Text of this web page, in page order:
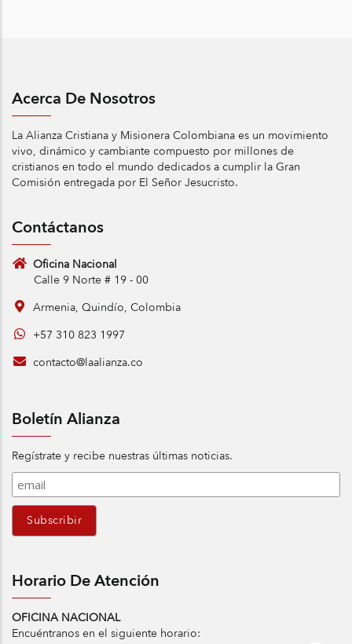
Acerca De Nosotros
La Alianza Cristiana y Misionera Colombiana es un movimiento
vivo, dinámico y cambiante compuesto por millones de
cristianos en todo el mundo dedicados a cumplir la Gran
Comisión entregada por El Señor Jesucristo.
Contáctanos
Oficina Nacional
Calle 9 Norte # 19 - 00
Armenia, Quindío, Colombia
+57 310 823 1997
contacto@laalianza.co
Boletín Alianza
Regístrate y recibe nuestras últimas noticias.
Horario De Atención
OFICINA NACIONAL
Encuéntranos en el siguiente horario: